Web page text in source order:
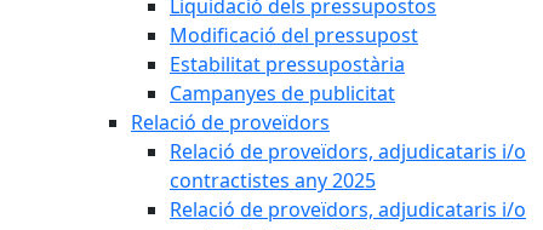
Liquidació dels pressupostos
Modificació del pressupost
Estabilitat pressupostària
Campanyes de publicitat
Relació de proveïdors
Relació de proveïdors, adjudicataris i/o
contractistes any 2025
Relació de proveïdors, adjudicataris i/o